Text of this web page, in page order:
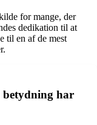
for mange, der
dedikation til at
til en af de mest
har